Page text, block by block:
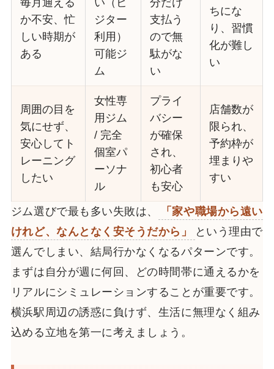
か不安、忙
しい時期が
ある
ジター
利用）
可能ジ
ム
支払う
ので無
駄がな
い
ちにな
り、習慣
化が難し
い
周囲の目を
気にせず、
安心してト
レーニング
したい
女性専
用ジム
/ 完全
個室パ
ーソナ
ル
プライ
バシー
が確保
され、
初心者
も安心
店舗数が
限られ、
予約枠が
埋まりや
すい
ジム選びで最も多い失敗は、
「家や職場から遠い
けれど、なんとなく安そうだから」
という理由で
選んでしまい、結局行かなくなるパターンです。
まずは自分が週に何回、どの時間帯に通えるかを
リアルにシミュレーションすることが重要です。
横浜駅周辺の誘惑に負けず、生活に無理なく組み
込める立地を第一に考えましょう。